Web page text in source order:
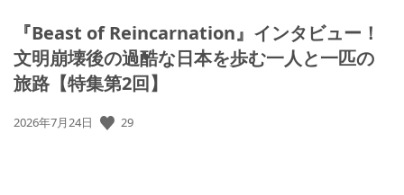
『Beast of Reincarnation』インタビュー！
文明崩壊後の過酷な日本を歩む一人と一匹の
旅路【特集第2回】
公
2026年7月24日 29